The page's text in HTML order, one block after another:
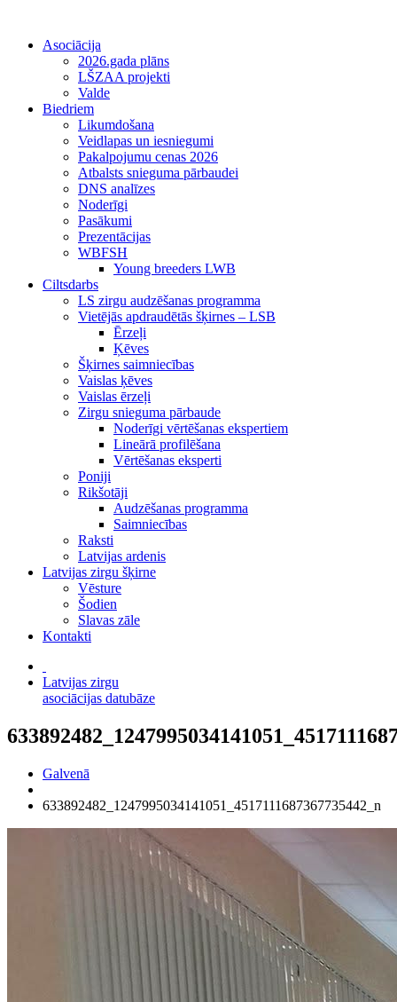
Asociācija
2026.gada plāns
LŠZAA projekti
Valde
Biedriem
Likumdošana
Veidlapas un iesniegumi
Pakalpojumu cenas 2026
Atbalsts snieguma pārbaudei
DNS analīzes
Noderīgi
Pasākumi
Prezentācijas
WBFSH
Young breeders LWB
Ciltsdarbs
LS zirgu audzēšanas programma
Vietējās apdraudētās šķirnes – LSB
Ērzeļi
Ķēves
Šķirnes saimniecības
Vaislas ķēves
Vaislas ērzeļi
Zirgu snieguma pārbaude
Noderīgi vērtēšanas ekspertiem
Lineārā profilēšana
Vērtēšanas eksperti
Poniji
Rikšotāji
Audzēšanas programma
Saimniecības
Raksti
Latvijas ardenis
Latvijas zirgu šķirne
Vēsture
Šodien
Slavas zāle
Kontakti
Latvijas zirgu
asociācijas datubāze
Galvenā
633892482_1247995034141051_4517111687367735442_n